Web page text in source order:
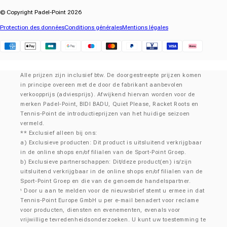
© Copyright Padel-Point 2026
Protection des donnéesConditions généralesMentions légales
Alle prijzen zijn inclusief btw. De doorgestreepte prijzen komen
in principe overeen met de door de fabrikant aanbevolen
verkoopprijs (adviesprijs). Afwijkend hiervan worden voor de
merken Padel-Point, BIDI BADU, Quiet Please, Racket Roots en
Tennis-Point de introductieprijzen van het huidige seizoen
vermeld.
** Exclusief alleen bij ons:
a) Exclusieve producten: Dit product is uitsluitend verkrijgbaar
in de online shops en/of filialen van de Sport-Point Groep.
b) Exclusieve partnerschappen: Dit/deze product(en) is/zijn
uitsluitend verkrijgbaar in de online shops en/of filialen van de
Sport-Point Groep en die van de genoemde handelspartner.
¹
Door u aan te melden voor de nieuwsbrief stemt u ermee in dat
Tennis-Point Europe GmbH u per e-mail benadert voor reclame
voor producten, diensten en evenementen, evenals voor
vrijwillige tevredenheidsonderzoeken. U kunt uw toestemming te